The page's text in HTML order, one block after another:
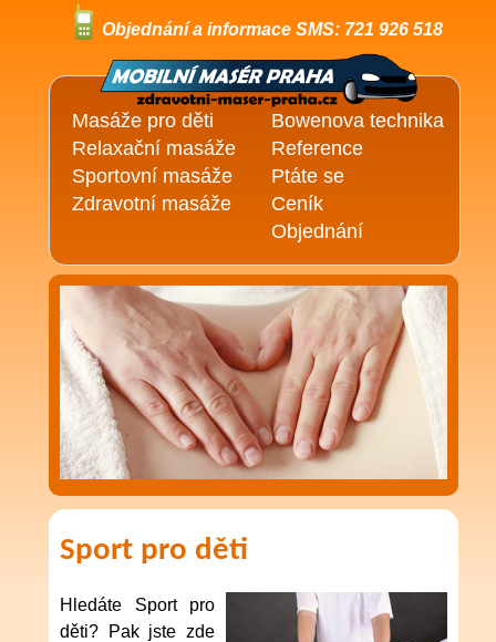
Masáže pro děti
Relaxační masáže
Sportovní masáže
Zdravotní masáže
Bowenova technika
Reference
Ptáte se
Ceník
Objednání
Objednání a informace SMS: 721 926 518
Sport pro děti
Hledáte Sport pro
děti? Pak jste zde